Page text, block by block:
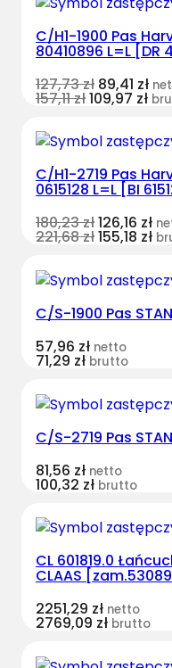
C/H1-1900 Pas
80410896 L=L [DR
127,73zł 89,41 zł
157,11zł109,97 zł
C/H1-2719 Pas
0615128 L=L [BI
180,23zł126,16 zł
221,68zł155,18 zł
C/S-1900 Pas
57,96 zł netto
71,29 zł brutto
C/S-2719 Pas
81,56 zł netto
100,32 zł brutto
CL 601819.0
CLAAS
2251,29 zł netto
2769,09 zł brutto